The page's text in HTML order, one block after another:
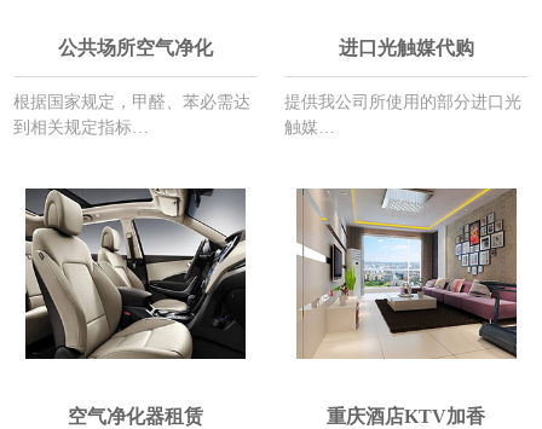
公共场所空气净化
根据国家规定，甲醛、苯必需达
到相关规定指标…
进口光触媒代购
提供我公司所使用的部分进口光
触媒…
空气净化器租赁 重庆酒店KTV加香